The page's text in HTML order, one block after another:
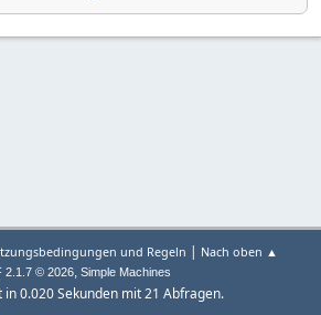
und Regeln | Nach oben ▲
2.1.7 © 2026, Simple Machines
0.020 Sekunden mit 21 Abfragen.